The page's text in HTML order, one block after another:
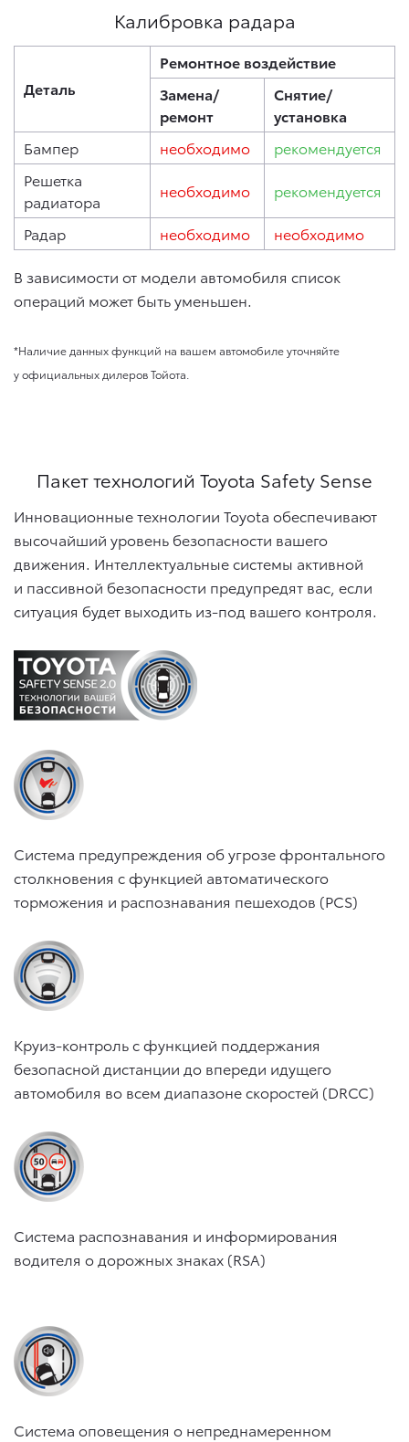
Калибровка радара
Деталь
Ремонтное воздействие
Замена/
ремонт
Снятие/
установка
Бампер
необходимо
рекомендуется
Решетка
радиатора
необходимо рекомендуется
Радар необходимо необходимо
В зависимости от модели автомобиля список
операций может быть уменьшен.
*Наличие данных функций на вашем автомобиле уточняйте
у официальных дилеров Тойота.
Пакет технологий Toyota Safety Sense
Инновационные технологии Toyota обеспечивают
высочайший уровень безопасности вашего
движения. Интеллектуальные системы активной
и пассивной безопасности предупредят вас, если
ситуация будет выходить из-под вашего контроля.
Система предупреждения об угрозе фронтального
столкновения с функцией автоматического
торможения и распознавания пешеходов (PCS)
Круиз-контроль с функцией поддержания
безопасной дистанции до впереди идущего
автомобиля во всем диапазоне скоростей (DRCC)
Система распознавания и информирования
водителя о дорожных знаках (RSA)
Система оповещения о непреднамеренном